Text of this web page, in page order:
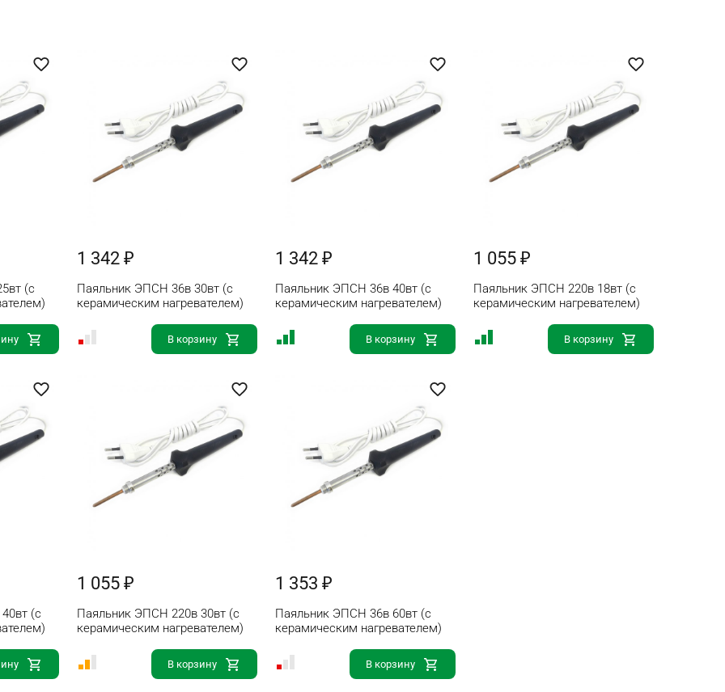
(с
1 342 ₽
Паяльник ЭПСН 36в 30вт (с
керамическим нагревателем)
В корзину
1 342 ₽
Паяльник ЭПСН 36в 40вт (с
керамическим нагревателем)
В корзину
1 055 ₽
Паяльник ЭПСН 220в 18вт (с
керамическим нагревателем)
В корзину
(с
1 055 ₽
Паяльник ЭПСН 220в 30вт (с
керамическим нагревателем)
В корзину
1 353 ₽
Паяльник ЭПСН 36в 60вт (с
керамическим нагревателем)
В корзину